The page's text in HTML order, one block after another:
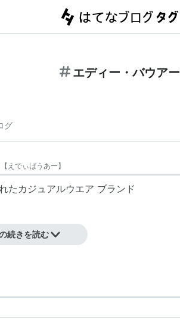
エディー・バウアー
グ
【 えでぃばうあー】
たカジュアルウエア ブランド
続きを読む